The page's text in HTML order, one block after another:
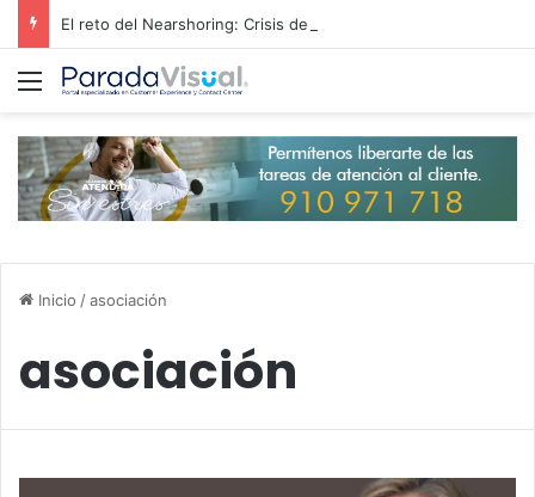
Menú
Inicio /asociación
asociación